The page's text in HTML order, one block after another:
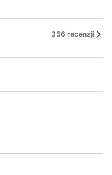
356 recenzji